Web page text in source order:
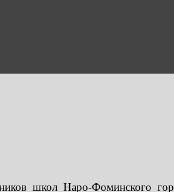
школ Наро-Фоминского